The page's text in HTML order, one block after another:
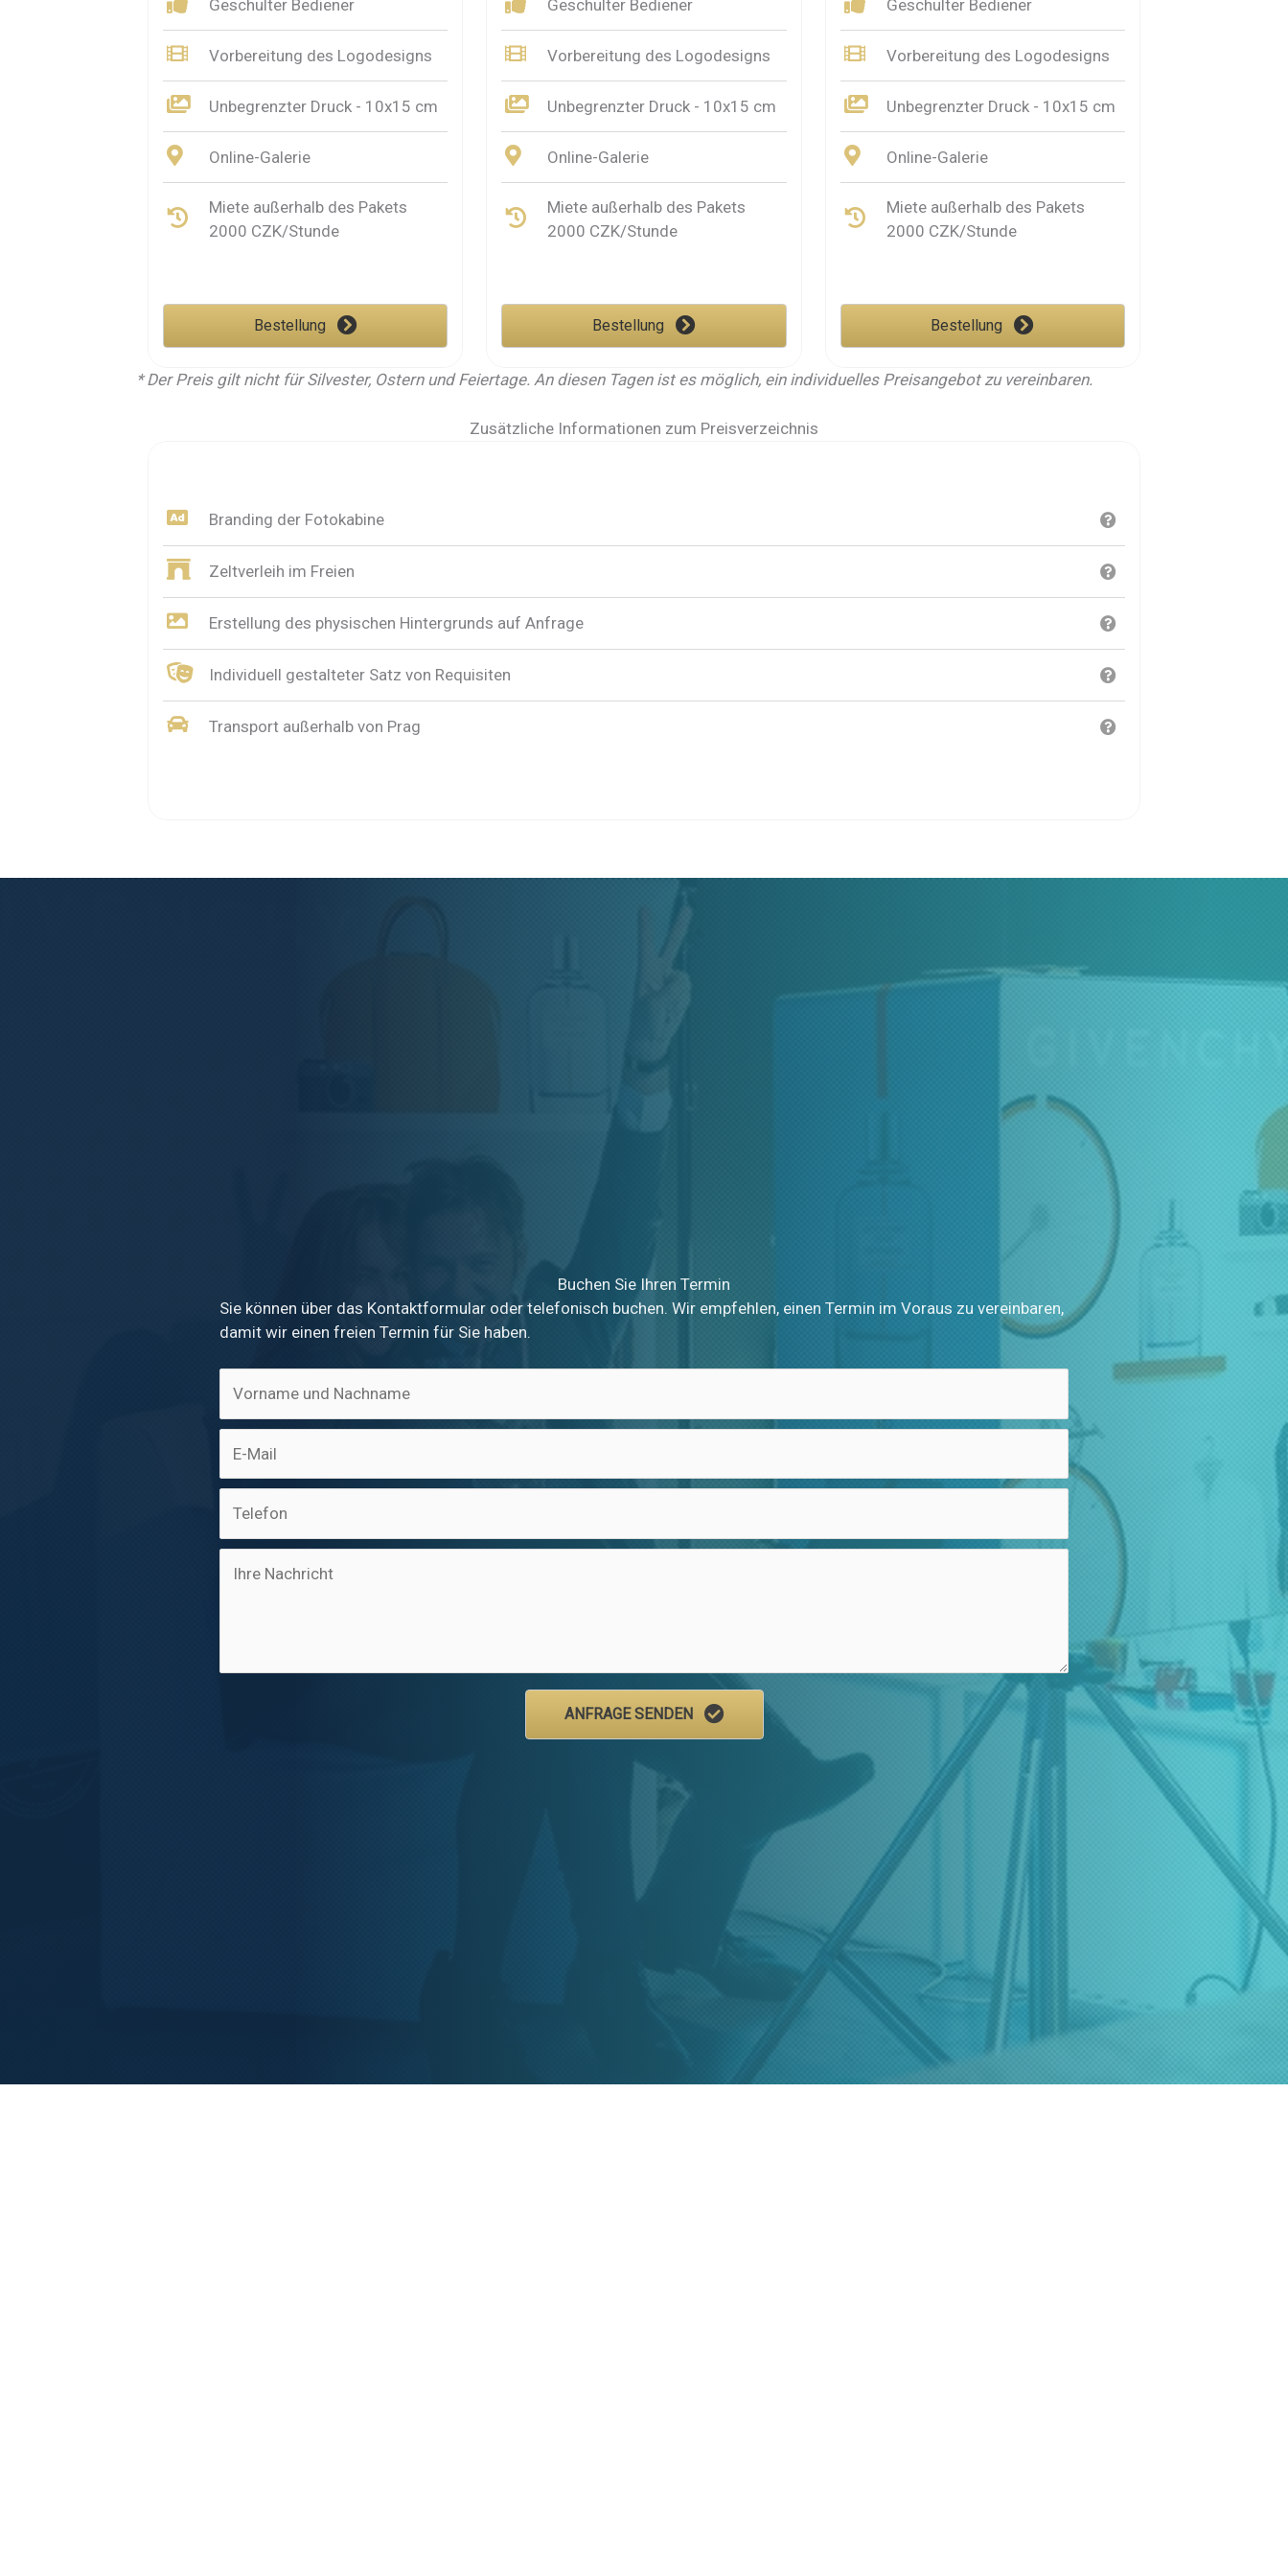
Geschulter Bediener
Vorbereitung des Logodesigns
Unbegrenzter Druck - 10x15 cm
Online-Galerie
Miete außerhalb des Pakets
2000 CZK/Stunde
Bestellung
Geschulter Bediener
Vorbereitung des Logodesigns
Unbegrenzter Druck - 10x15 cm
Online-Galerie
Miete außerhalb des Pakets
2000 CZK/Stunde
Bestellung
Geschulter Bediener
Vorbereitung des Logodesigns
Unbegrenzter Druck - 10x15 cm
Online-Galerie
Miete außerhalb des Pakets
2000 CZK/Stunde
Bestellung
* Der Preis gilt nicht für Silvester, Ostern und Feiertage. An diesen Tagen ist es möglich, ein individuelles Preisangebot zu vereinbaren.
Zusätzliche Informationen zum Preisverzeichnis
Branding der Fotokabine
Zeltverleih im Freien
Erstellung des physischen Hintergrunds auf Anfrage
Individuell gestalteter Satz von Requisiten
Transport außerhalb von Prag
Buchen Sie Ihren Termin
Sie können über das Kontaktformular oder telefonisch buchen. Wir empfehlen, einen Termin im Voraus zu vereinbaren,
damit wir einen freien Termin für Sie haben.
ANFRAGE SENDEN